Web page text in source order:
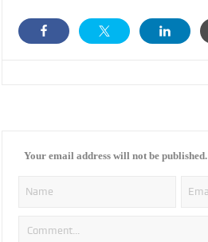
Your email address will not be published.